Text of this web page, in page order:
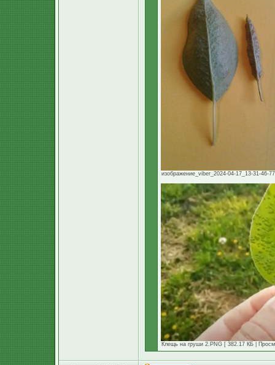
изображение_viber_2024-04-17_13-31-46-
Клещь на груши 2.PNG [ 382.17 КБ |